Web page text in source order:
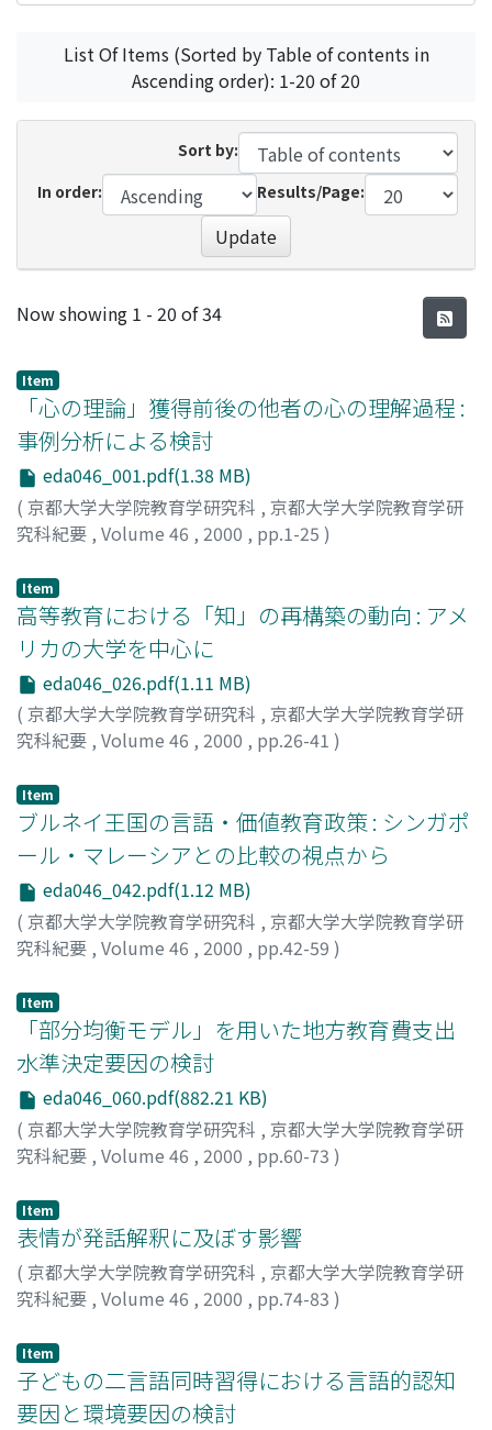
List Of Items (Sorted by Table of contents in
Ascending order): 1-20 of 20
Sort by:
In order:
Results/Page:
Update
Recent Submissions
Now showing 1 - 20 of 34
Item
「心の理論」獲得前後の他者の心の理解過程 :
事例分析による検討
eda046_001.pdf(1.38 MB)
( 京都大学大学院教育学研究科 , 京都大学大学院教育学研
究科紀要 , Volume 46 , 2000 , pp.1-25 )
Keiko
Item
高等教育における「知」の再構築の動向 : アメ
リカの大学を中心に
eda046_026.pdf(1.11 MB)
( 京都大学大学院教育学研究科 , 京都大学大学院教育学研
究科紀要 , Volume 46 , 2000 , pp.26-41 )
Item
ブルネイ王国の言語・価値教育政策 : シンガポ
ール・マレーシアとの比較の視点から
eda046_042.pdf(1.12 MB)
( 京都大学大学院教育学研究科 , 京都大学大学院教育学研
究科紀要 , Volume 46 , 2000 , pp.42-59 )
Item
「部分均衡モデル」を用いた地方教育費支出
水準決定要因の検討
eda046_060.pdf(882.21 KB)
( 京都大学大学院教育学研究科 , 京都大学大学院教育学研
究科紀要 , Volume 46 , 2000 , pp.60-73 )
Item
表情が発話解釈に及ぼす影響
( 京都大学大学院教育学研究科 , 京都大学大学院教育学研
究科紀要 , Volume 46 , 2000 , pp.74-83 )
Item
子どもの二言語同時習得における言語的認知
要因と環境要因の検討